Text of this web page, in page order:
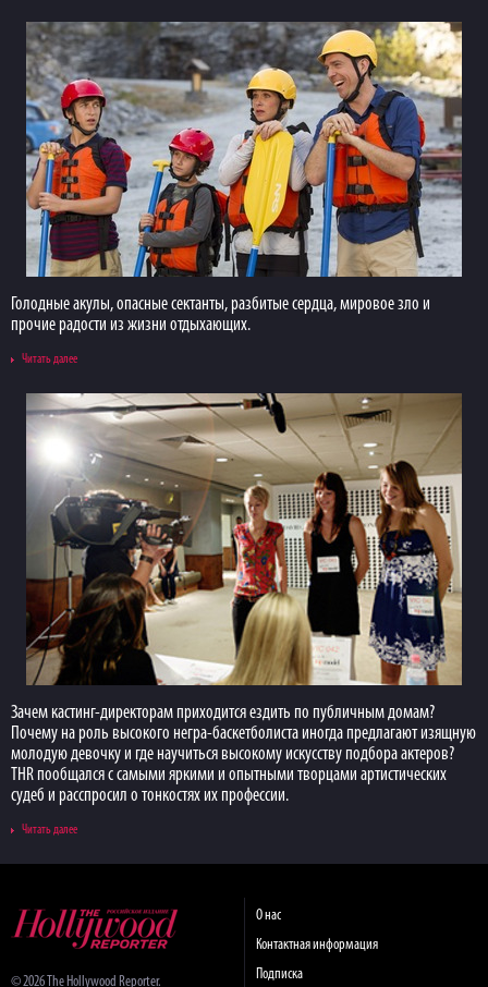
Голодные акулы, опасные сектанты, разбитые сердца, мировое зло и
прочие радости из жизни отдыхающих.
Читать далее
Зачем кастинг-директорам приходится ездить по публичным домам?
Почему на роль высокого негра-баскетболиста иногда предлагают изящную
молодую девочку и где научиться высокому искусству подбора актеров?
THR пообщался с самыми яркими и опытными творцами артистических
судеб и расспросил о тонкостях их профессии.
Читать далее
© 2026 The Hollywood Reporter.
О нас
Контактная информация
Подписка